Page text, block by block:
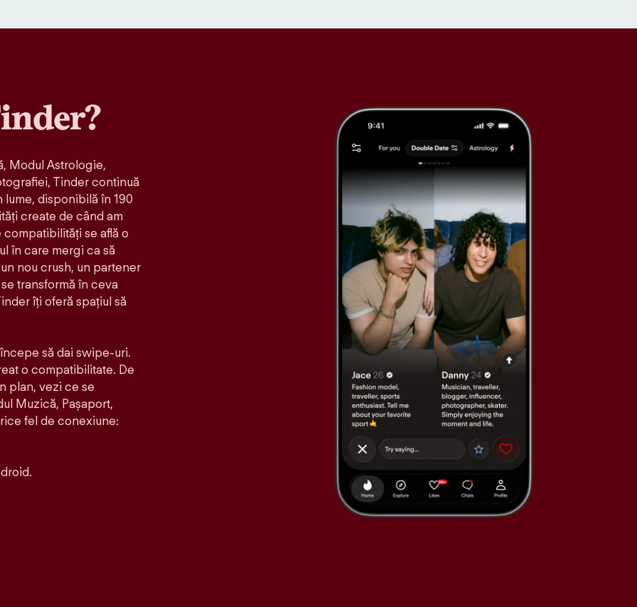
Modul Astrologie,
Tinder continuă
disponibilă în 190
create de când am
se află o
în care mergi ca să
nou crush, un partener
transformă în ceva
îți oferă spațiul să
să dai swipe-uri.
o compatibilitate. De
plan, vezi ce se
Muzică, Pașaport,
fel de conexiune: